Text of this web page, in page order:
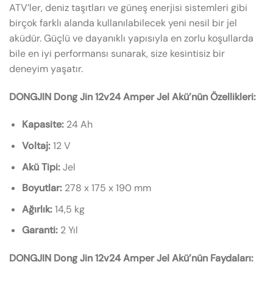
ATV’ler, deniz taşıtları ve güneş enerjisi sistemleri gibi
birçok farklı alanda kullanılabilecek yeni nesil bir jel
aküdür. Güçlü ve dayanıklı yapısıyla en zorlu koşullarda
bile en iyi performansı sunarak, size kesintisiz bir
deneyim yaşatır.
DONGJIN Dong Jin 12v24 Amper Jel Akü’nün Özellikleri:
Kapasite:24 Ah
Voltaj:12 V
Akü Tipi:Jel
Boyutlar:278 x 175 x 190 mm
Ağırlık:14,5 kg
Garanti:2 Yıl
DONGJIN Dong Jin 12v24 Amper Jel Akü’nün Faydaları: